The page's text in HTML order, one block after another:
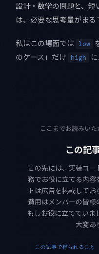
設計・数学の問題と、
は、必要な思考量がまる
私はこの場面では low
のケース」だけ high
ここまでお読みいた
この記
この先には、実装コ
務でお役に立てる内容
トは広告を掲載して
費用はメンバーの皆様
もしお役に立てていま
大変あ
この記事で得られること